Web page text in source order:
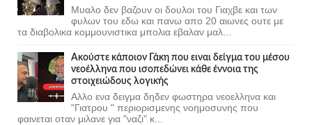
Μυαλο δεν βαζουν οι δουλοι του Γιαχβε και των
φυλων του εδω και πανω απο 20 αιωνες ουτε με
τα διαβολικα κομμουνιστικα μπολια εβαλαν μαλ...
Ακούστε κάποιον Γάκη που ειναι δείγμα του μέσου
νεοέλληνα που ισοπεδώνει κάθε έννοια της
στοιχειώδους λογικής
Αλλο ενα δειγμα δηδεν φωστηρα νεοελληνα και
"Γιατρου " περιορισμενης νοημοσυνης που
φαινεται οταν μιλανε για "ναζι" κ...